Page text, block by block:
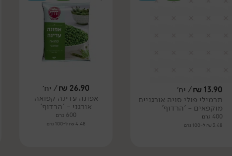
13.90
₪/ יח׳
תרמילי פולי סויה אורגניים
מוקפאים - 'הרדוף'
400 גרם
3.48 ₪ ל-100 גרם
26.90
₪/ יח׳
אפונה עדינה קפואה
אורגני - 'הרדוף'
600 גרם
4.48 ₪ ל-100 גרם